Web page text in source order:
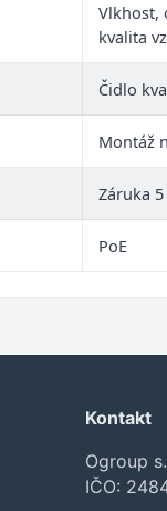
Vlkhost,
kvalita
Čidlo
Montáž
Záruka
PoE
Kontakt
Ogroup
IČO: